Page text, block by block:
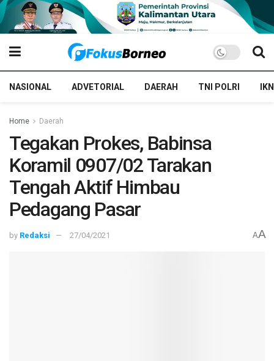
NASIONAL ADVETORIAL DAERAH TNI POLRI IKN
Home Daerah
Tegakan Prokes, Babinsa
Koramil 0907/02 Tarakan
Tengah Aktif Himbau
Pedagang Pasar
by Redaksi 27/04/2021 AA